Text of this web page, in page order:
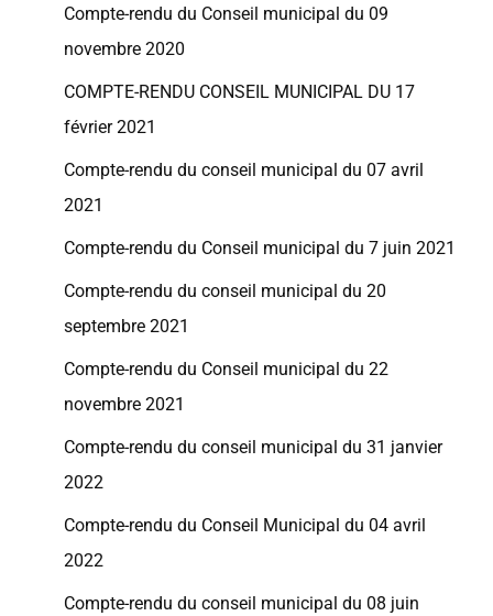
Compte-rendu du Conseil municipal du 09
novembre 2020
COMPTE-RENDU CONSEIL MUNICIPAL DU 17
février 2021
Compte-rendu du conseil municipal du 07 avril
2021
Compte-rendu du Conseil municipal du 7 juin 2021
Compte-rendu du conseil municipal du 20
septembre 2021
Compte-rendu du Conseil municipal du 22
novembre 2021
Compte-rendu du conseil municipal du 31 janvier
2022
Compte-rendu du Conseil Municipal du 04 avril
2022
Compte-rendu du conseil municipal du 08 juin